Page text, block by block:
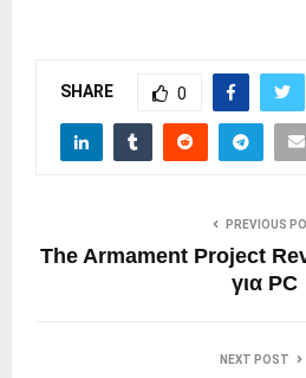
SHARE 0
PREVIOUS
The Armament Project
για PC
NEXT POST